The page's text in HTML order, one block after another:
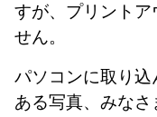
すが、プリントア
せん。
パソコンに取り
ある写真、みな